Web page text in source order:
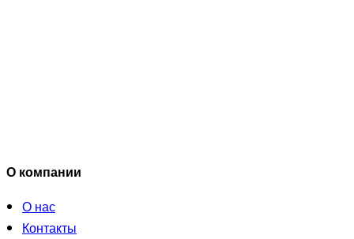
О компании
О нас
Контакты